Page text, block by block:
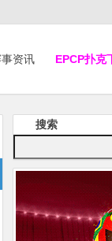
资讯 EPCP扑克
搜索